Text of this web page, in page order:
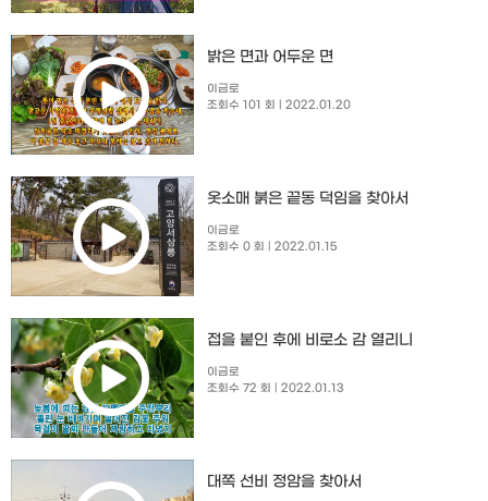
밝은 면과 어두운 면
이금로
조회수 101 회
| 2022.01.20
옷소매 붉은 끝동 덕임을 찾아서
이금로
조회수 0 회
| 2022.01.15
접을 붙인 후에 비로소 감 열리니
이금로
조회수 72 회
| 2022.01.13
대쪽 선비 정암을 찾아서